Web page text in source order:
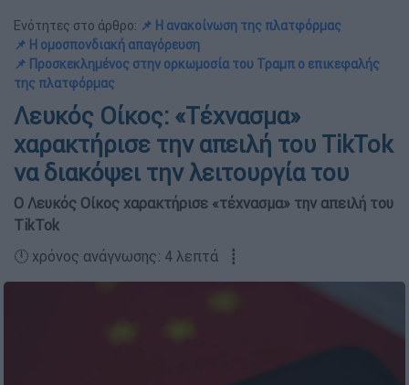
Ενότητες στο άρθρο: 📌 H ανακοίνωση της πλατφόρμας
📌 Η ομοσπονδιακή απαγόρευση
📌 Προσκεκλημένος στην ορκωμοσία του Τραμπ ο επικεφαλής
της πλατφόρμας
Λευκός Οίκος: «Τέχνασμα»
χαρακτήρισε την απειλή του TikTok
να διακόψει την λειτουργία του
Ο Λευκός Οίκος χαρακτήρισε «τέχνασμα» την απειλή του
TikTok
🕛 χρόνος ανάγνωσης: 4 λεπτά ┋